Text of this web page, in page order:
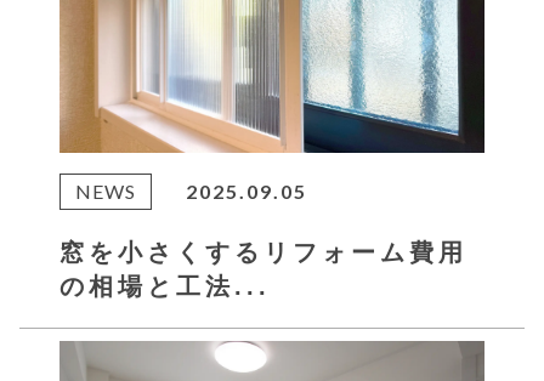
NEWS 2025.09.05
窓を小さくするリフォーム費用
の相場と工法...